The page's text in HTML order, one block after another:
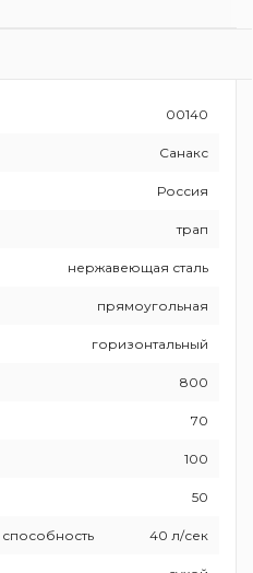
для санузлов от
оперативно исполняет
00140
Санакс
Россия
трап
нержавеющая сталь
прямоугольная
горизонтальный
800
70
100
50
40 л/сек